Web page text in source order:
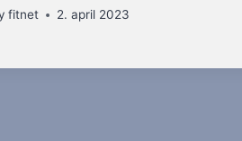
fitnet 2. april 2023